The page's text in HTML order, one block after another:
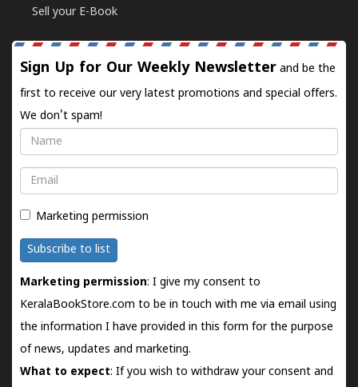
Sell your E-Book
Sign Up for Our Weekly Newsletter and be the
first to receive our very latest promotions and special offers.
We don't spam!
Name
Email
Marketing permission
Subscribe to list
Marketing permission: I give my consent to
KeralaBookStore.com to be in touch with me via email using
the information I have provided in this form for the purpose
of news, updates and marketing.
What to expect: If you wish to withdraw your consent and